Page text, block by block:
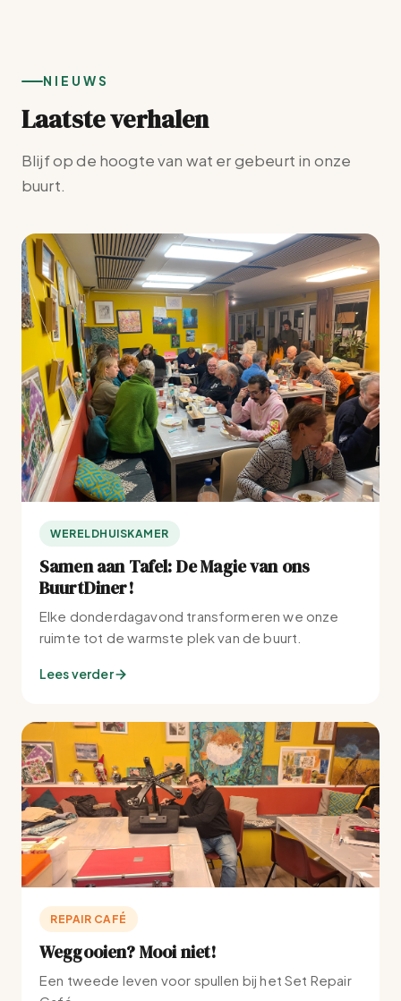
NIEUWS
Laatste verhalen
Blijf op de hoogte van wat er gebeurt in onze
buurt.
WERELDHUISKAMER
Samen aan Tafel: De Magie van ons
BuurtDiner!
Elke donderdagavond transformeren we onze
ruimte tot de warmste plek van de buurt.
Lees verder
REPAIR CAFÉ
Weggooien? Mooi niet!
Een tweede leven voor spullen bij het Set Repair